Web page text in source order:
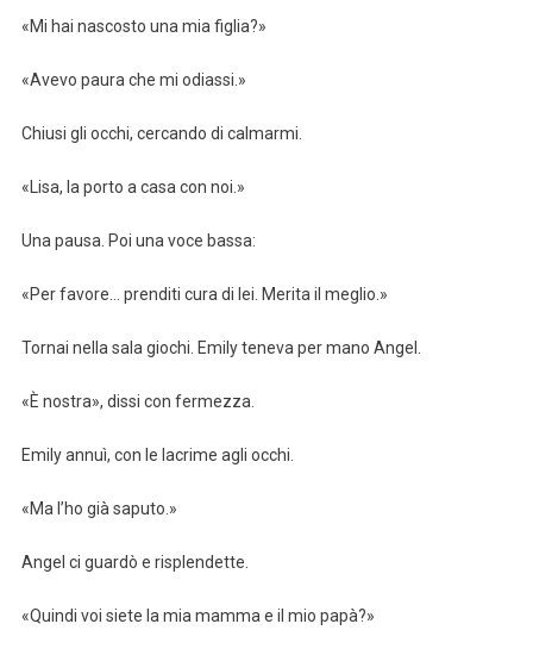
«Mi hai nascosto una mia figlia?»
«Avevo paura che mi odiassi.»
Chiusi gli occhi, cercando di calmarmi.
«Lisa, la porto a casa con noi.»
Una pausa. Poi una voce bassa:
«Per favore… prenditi cura di lei. Merita il meglio.»
Tornai nella sala giochi. Emily teneva per mano Angel.
«È nostra», dissi con fermezza.
Emily annuì, con le lacrime agli occhi.
«Ma l’ho già saputo.»
Angel ci guardò e risplendette.
«Quindi voi siete la mia mamma e il mio papà?»